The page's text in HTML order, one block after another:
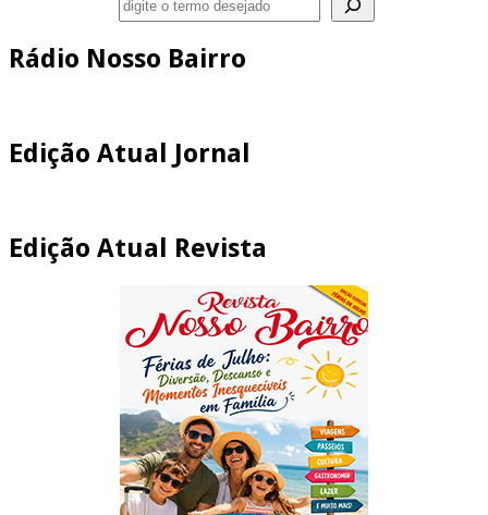
Rádio Nosso Bairro
Edição Atual Jornal
Edição Atual Revista